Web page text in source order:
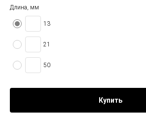
Длина, мм
13
21
50
Купить